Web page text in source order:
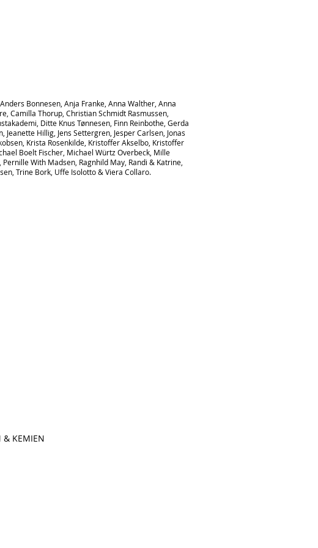
Bonnesen, Anja Franke, Anna Walther, Anna
Camilla Thorup, Christian Schmidt Rasmussen,
Ditte Knus Tønnesen, Finn Reinbothe, Gerda
Hillig, Jens Settergren, Jesper Carlsen, Jonas
Krista Rosenkilde, Kristoffer Akselbo, Kristoffer
Boelt Fischer, Michael Würtz Overbeck, Mille
With Madsen, Ragnhild May, Randi & Katrine,
Trine Bork, Uffe Isolotto & Viera Collaro.
& KEMIEN